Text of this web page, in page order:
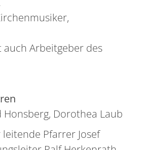
Arbeitgeber des
Honsberg, Dorothea Laub
Pfarrer Josef